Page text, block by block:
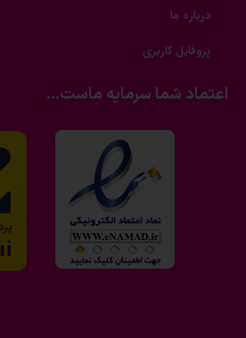
درباره ما
پروفایل کاربری
اعتماد شما سرمایه ماست...